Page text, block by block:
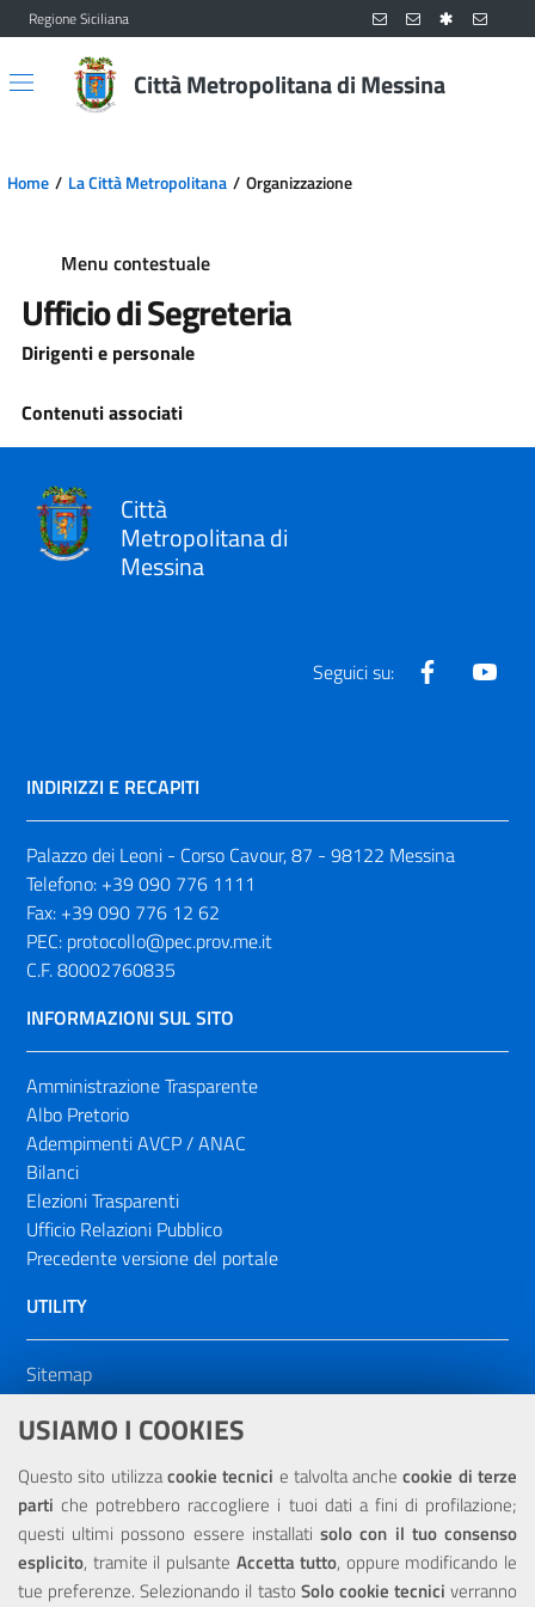
USIAMO I COOKIES
Questo sito utilizzacookie tecnici e talvolta anchecookie di terze
parti che potrebbero raccogliere i tuoi dati a fini di profilazione;
questi ultimi possono essere installatisolo con il tuo consenso
esplicito, tramite il pulsante Accetta tutto, oppure modificando le
tue preferenze. Selezionando il tasto Solo cookie tecnici verranno
Vai al contenuto principale
Vai al menu principale
Regione Siciliana
Città Metropolitana di Messina
Home La Città Metropolitana Organizzazione
Menu contestuale
Ufficio di Segreteria
Dirigenti e personale
Contenuti associati
Città
Metropolitana di
Messina
Seguici su: Facebook
INDIRIZZI E RECAPITI
Palazzo dei Leoni - Corso Cavour, 87 - 98122 Messina
Telefono: +39 090 776 1111
Fax: +39 090 776 12 62
PEC: protocollo@pec.prov.me.it
C.F. 80002760835
INFORMAZIONI SUL SITO
Amministrazione Trasparente
Albo Pretorio
Adempimenti AVCP / ANAC
Bilanci
Elezioni Trasparenti
Ufficio Relazioni Pubblico
Precedente versione del portale
UTILITY
Sitemap
Dichiarazione di accessibilità
NOTE LEGALI
Privacy